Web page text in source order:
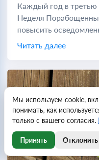
Каждый год в третью
Неделя
повысить
коммунистических
время холодной
Читать далее
Мы используем cookie,
понимать, как
только с вашего согласия.
Принять Отклонить